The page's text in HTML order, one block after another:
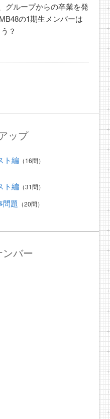
グループからの卒業を発
の1期生メンバーは
？
ップ
ト編（16問）
ト編（31問）
問題 （20問）
バー